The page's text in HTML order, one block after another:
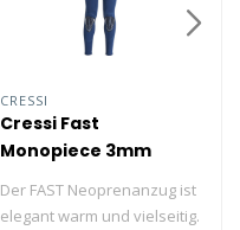
CRESSI
Cressi Fast
Monopiece 3mm
Der FAST Neoprenanzug ist
elegant warm und vielseitig.